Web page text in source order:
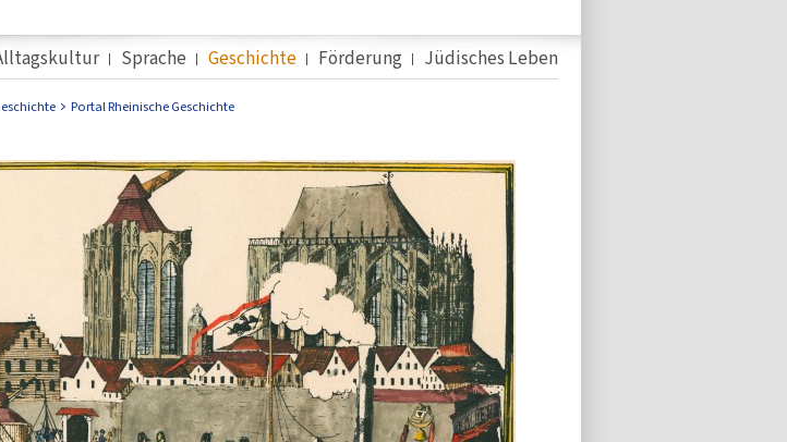
Sprache Geschichte Förderung Jüdisches Leben
Portal Rheinische Geschichte